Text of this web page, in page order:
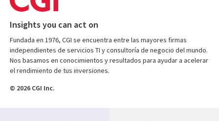
Insights you can act on
Fundada en 1976, CGI se encuentra entre las mayores firmas
independientes de servicios TI y consultoría de negocio del mundo.
Nos basamos en conocimientos y resultados para ayudar a acelerar
el rendimiento de tus inversiones.
© 2026 CGI Inc.